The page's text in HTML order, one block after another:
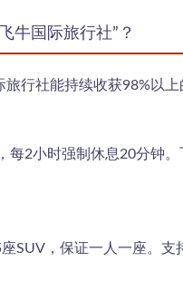
牛国际旅行社”？
行社能持续收获98%以
每2小时强制休息20分钟
SUV，保证一人一座。支